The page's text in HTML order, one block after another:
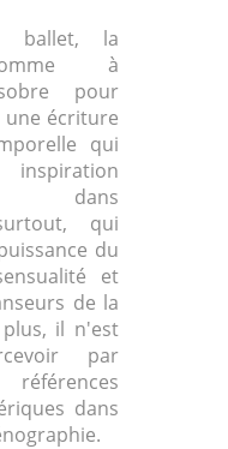
ballet, la
à
pour
écriture
qui
dans
qui
du
et
de la
il n'est
par
dans